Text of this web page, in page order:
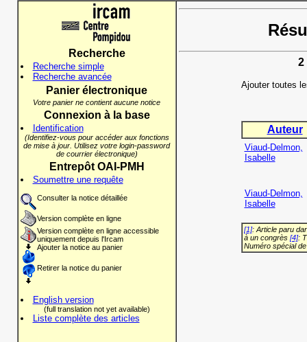
Recherche
Recherche simple
Recherche avancée
Panier électronique
Votre panier ne contient aucune notice
Connexion à la base
Identification
(Identifiez-vous pour accéder aux fonctions
de mise à jour. Utilisez votre login-password
de courrier électronique)
Entrepôt OAI-PMH
Soumettre une requête
Consulter la notice détaillée
Version complète en ligne
Version complète en ligne accessible
uniquement depuis l'Ircam
Ajouter la notice au panier
Retirer la notice du panier
English version
(full translation not yet available)
Liste complète des articles
2
Ajouter toutes
Auteur
Viaud-Delmon,
Isabelle
Viaud-Delmon,
Isabelle
[1]: Article paru
à un congrès [4]:
Numéro spécial